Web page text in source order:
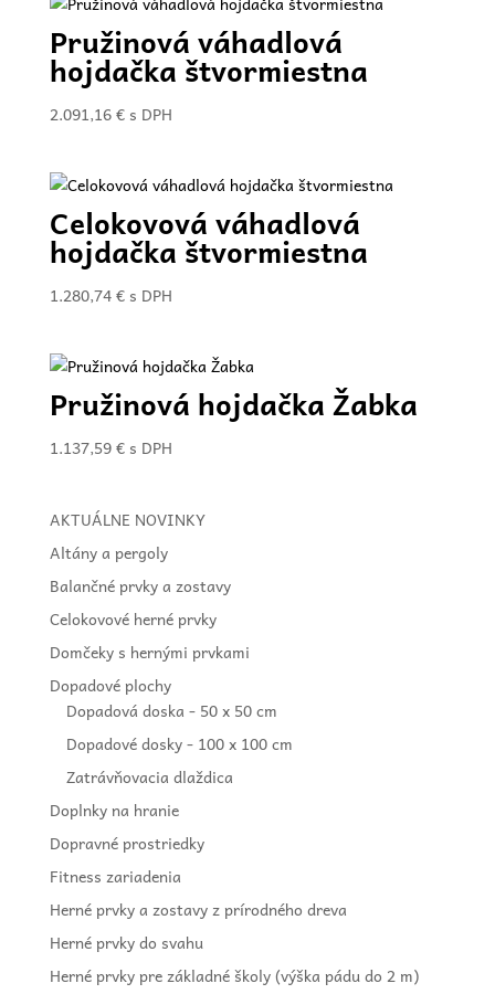
Pružinová váhadlová
hojdačka štvormiestna
2.091,16€ s DPH
Celokovová váhadlová
hojdačka štvormiestna
1.280,74€ s DPH
Pružinová hojdačka Žabka
1.137,59€ s DPH
AKTUÁLNE NOVINKY
Altány a pergoly
Balančné prvky a zostavy
Celokovové herné prvky
Domčeky s hernými prvkami
Dopadové plochy
Dopadová doska - 50 x 50 cm
Dopadové dosky - 100 x 100 cm
Zatrávňovacia dlaždica
Doplnky na hranie
Dopravné prostriedky
Fitness zariadenia
Herné prvky a zostavy z prírodného dreva
Herné prvky do svahu
Herné prvky pre základné školy (výška pádu do 2 m)